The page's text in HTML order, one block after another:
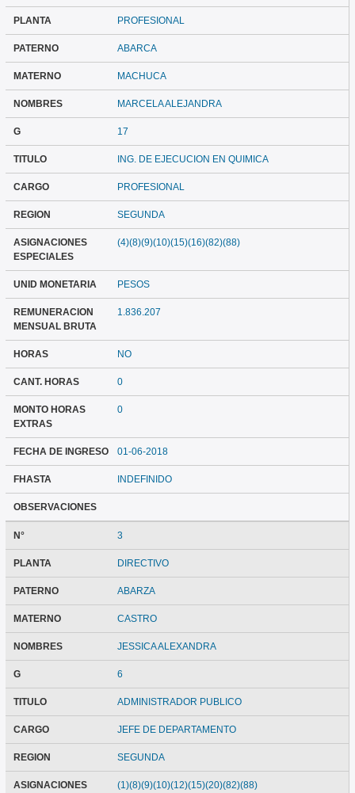
PLANTA PROFESIONAL
PATERNO ABARCA
MATERNO MACHUCA
NOMBRES MARCELA ALEJANDRA
G 17
TITULO ING. DE EJECUCION EN QUIMICA
CARGO PROFESIONAL
REGION SEGUNDA
ASIGNACIONES
ESPECIALES
(4)(8)(9)(10)(15)(16)(82)(88)
UNID MONETARIA PESOS
REMUNERACION
MENSUAL BRUTA
1.836.207
HORAS NO
CANT. HORAS 0
MONTO HORAS
EXTRAS
0
FECHA DE INGRESO 01-06-2018
FHASTA INDEFINIDO
OBSERVACIONES
N° 3
PLANTA DIRECTIVO
PATERNO ABARZA
MATERNO CASTRO
NOMBRES JESSICA ALEXANDRA
G 6
TITULO ADMINISTRADOR PUBLICO
CARGO JEFE DE DEPARTAMENTO
REGION SEGUNDA
ASIGNACIONES (1)(8)(9)(10)(12)(15)(20)(82)(88)